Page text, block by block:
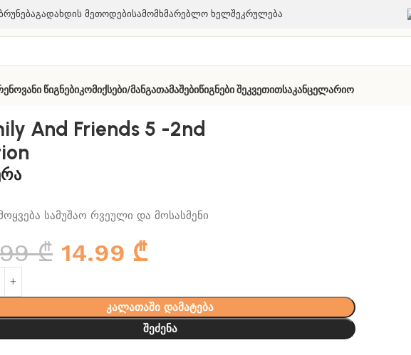
Გადახდის ᲛეთოდებიᲡამომხმარებლო Ხელშეკრულება
ᲬიგნებიᲙომიქსები/მანგაᲗამაშებიᲬიგნები ᲨეკვეთითᲡაკანცელარიო
And Friends 5 -2nd
სამუშაო რვეული და მოსასმენი
₾ 14.99 ₾
კალათაში დამატება
შეძენა